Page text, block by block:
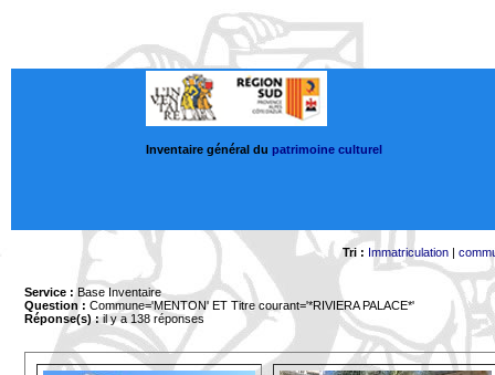
Inventaire général du patrimoine culturel
Tri : Immatriculation|
Service : Base Inventaire
Question : Commune='MENTON' ET Titre courant='*RIVIERA PALACE*'
Réponse(s) :il y a 138 réponses